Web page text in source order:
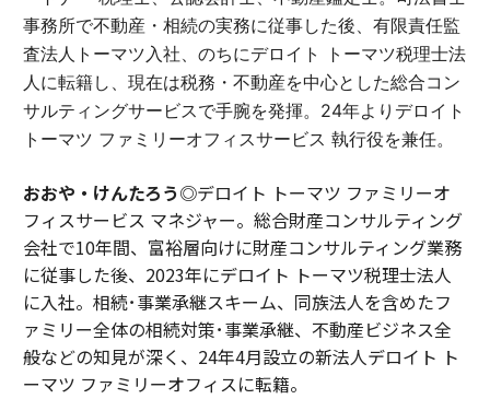
事務所で不動産・相続の実務に従事した後、有限責任監
査法人トーマツ入社、のちにデロイト トーマツ税理士法
人に転籍し、現在は税務・不動産を中心とした総合コン
サルティングサービスで手腕を発揮。24年よりデロイト
トーマツ ファミリーオフィスサービス 執行役を兼任。
おおや・けんたろう◎デロイト トーマツ ファミリーオ
フィスサービス マネジャー。総合財産コンサルティング
会社で10年間、富裕層向けに財産コンサルティング業務
に従事した後、2023年にデロイト トーマツ税理士法人
に入社。相続･事業承継スキーム、同族法人を含めたフ
ァミリー全体の相続対策･事業承継、不動産ビジネス全
般などの知見が深く、24年4月設立の新法人デロイト ト
ーマツ ファミリーオフィスに転籍。